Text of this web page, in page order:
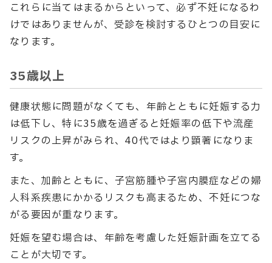
これらに当てはまるからといって、必ず不妊になるわ
けではありませんが、受診を検討するひとつの目安に
なります。
35歳以上
健康状態に問題がなくても、年齢とともに妊娠する力
は低下し、特に35歳を過ぎると妊娠率の低下や流産
リスクの上昇がみられ、40代ではより顕著になりま
す。
また、加齢とともに、子宮筋腫や子宮内膜症などの婦
人科系疾患にかかるリスクも高まるため、不妊につな
がる要因が重なります。
妊娠を望む場合は、年齢を考慮した妊娠計画を立てる
ことが大切です。